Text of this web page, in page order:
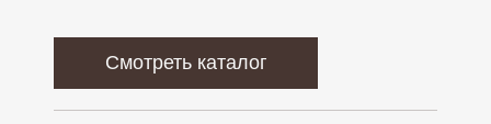
Смотреть каталог